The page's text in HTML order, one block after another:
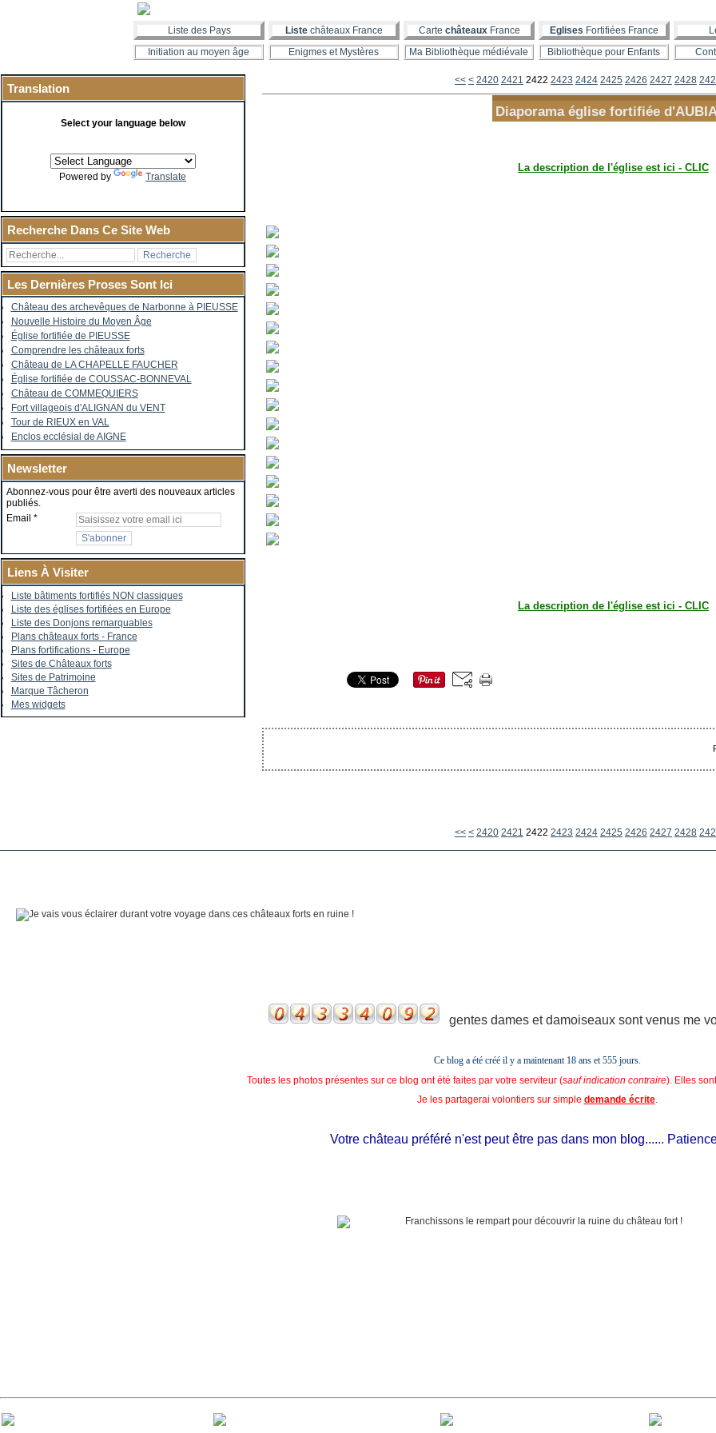
Liste des Pays Liste châteaux France Carte châteauxFrance Eglises Fortifiées France
Initiation au moyen âge
Enigmes et Mystères Ma Bibliothèque médiévale Bibliothèque pour Enfants
Translation
Select your language below
Powered by Translate
Recherche Dans Ce Site Web
Les Dernières Proses Sont Ici
Château des archevêques de Narbonne à PIEUSSE
Nouvelle Histoire du Moyen Âge
Église fortifiée de PIEUSSE
Comprendre les châteaux forts
Château de LA CHAPELLE FAUCHER
Église fortifiée de COUSSAC-BONNEVAL
Château de COMMEQUIERS
Fort villageois d'ALIGNAN du VENT
Tour de RIEUX en VAL
Enclos ecclésial de AIGNE
Newsletter
Abonnez-vous pour être averti des nouveaux articles
publiés.
Email
Liens À Visiter
Liste bâtiments fortifiés NON classiques
Liste des églises fortifiées en Europe
Liste des Donjons remarquables
Plans châteaux forts - France
Plans fortifications - Europe
Sites de Châteaux forts
Sites de Patrimoine
Marque Tâcheron
Mes widgets
<< < 2400
2410
2420 2421 2422 2423 2424 2425 2426 2427 2428
Diaporama église fortifiée
La description de l'église est ici - CLIC
La description de l'église est ici - CLIC
<< < 2400
2410
2420 2421 2422 2423 2424 2425 2426 2427 2428
gentes dames et damoiseaux sont venus me
Ce blog a été créé il y a maintenant 18 ans et555 jours.
Toutes les photos présentes sur ce blog ont été faites par votre serviteur (sauf indication contraire). Elles
Je les partagerai volontiers sur simple demande écrite.
Votre château préféré n'est peut être pas dans mon blog......